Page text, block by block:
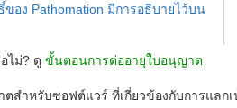
อง Pathomation มีการอธิบายไว้บน
ไม่? ดู ขั้นตอนการต่ออายุใบอนุญาต
สำหรับซอฟต์แวร์ ที่เกี่ยวข้องกับการแลก